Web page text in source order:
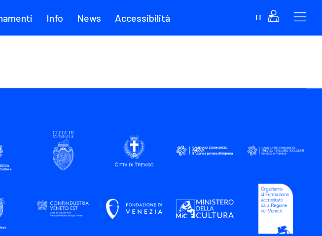
Info News Accessibilità IT